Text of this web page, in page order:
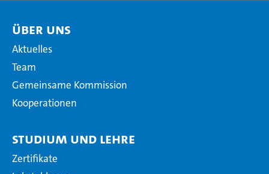
Über uns
Aktuelles
Team
Gemeinsame Kommission
Kooperationen
Studium und Lehre
Zertifikate